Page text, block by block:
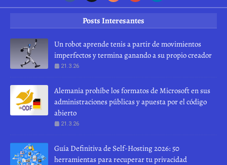
Posts Interesantes
Un robot aprende tenis a partir de movimientos
imperfectos y termina ganando a su propio creador
21.3.26
Alemania prohíbe los formatos de Microsoft en sus
administraciones públicas y apuesta por el código
abierto
21.3.26
Guía Definitiva de Self-Hosting 2026: 50
herramientas para recuperar tu privacidad